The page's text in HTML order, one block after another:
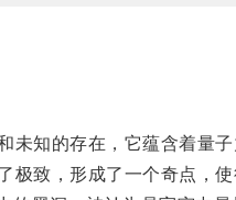
知的存在，它蕴含着量子
致，形成了一个奇点，使